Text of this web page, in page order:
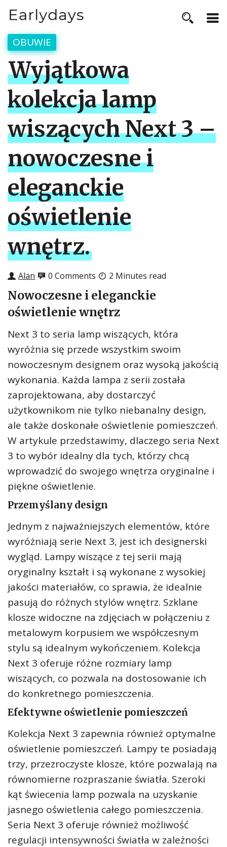
OBUWIE
Wyjątkowa
kolekcja lamp
wiszących Next 3 –
nowoczesne i
eleganckie
oświetlenie
wnętrz.
Alan 0 Comments 2 Minutes read
Nowoczesne i eleganckie
oświetlenie wnętrz
Next 3 to seria lamp wiszących, która
wyróżnia się przede wszystkim swoim
nowoczesnym designem oraz wysoką jakością
wykonania. Każda lampa z serii została
zaprojektowana, aby dostarczyć
użytkownikom nie tylko niebanalny design,
ale także doskonałe oświetlenie pomieszczeń.
W artykule przedstawimy, dlaczego seria Next
3 to wybór idealny dla tych, którzy chcą
wprowadzić do swojego wnętrza oryginalne i
piękne oświetlenie.
Przemyślany design
Jednym z najważniejszych elementów, które
wyróżniają serie Next 3, jest ich designerski
wygląd. Lampy wiszące z tej serii mają
oryginalny kształt i są wykonane z wysokiej
jakości materiałów, co sprawia, że idealnie
pasują do różnych stylów wnętrz. Szklane
klosze widoczne na zdjęciach w połączeniu z
metalowym korpusiem we współczesnym
stylu są idealnym wykończeniem. Kolekcja
Next 3 oferuje różne rozmiary lamp
wiszących, co pozwala na dostosowanie ich
do konkretnego pomieszczenia.
Efektywne oświetlenie pomieszczeń
Kolekcja Next 3 zapewnia również optymalne
oświetlenie pomieszczeń. Lampy te posiadają
trzy, przezroczyste klosze, które pozwalają na
równomierne rozpraszanie światła. Szeroki
kąt świecenia lamp pozwala na uzyskanie
jasnego oświetlenia całego pomieszczenia.
Seria Next 3 oferuje również możliwość
regulacji intensywności światła w zależności